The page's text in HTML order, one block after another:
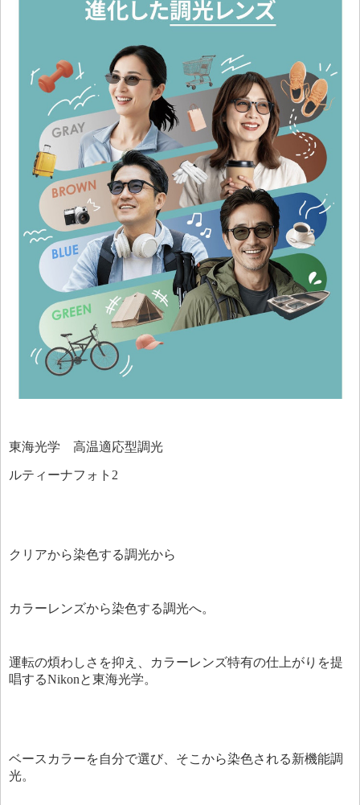
東海光学 高温適応型調光
ルティーナフォト2
クリアから染色する調光から
カラーレンズから染色する調光へ。
運転の煩わしさを抑え、カラーレンズ特有の仕上がりを提
唱するNikonと東海光学。
ベースカラーを自分で選び、そこから染色される新機能調
光。